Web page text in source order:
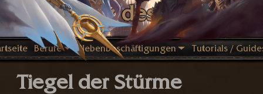
Krieger des Lichts
Berufe Nebenbeschäftigungen Tutorials /
Tiegel der Stürme